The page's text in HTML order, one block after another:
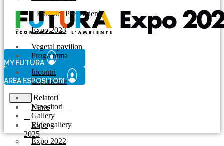
| Edizioni Precendenti
Expo 2023
Vegetal pavilion
Programma
Incontri
Experience
Relatori
Espositori
Gallery
Videogallery
Expo 2022
MY FUTURA
AREA ESPOSITORI
News
Expo
2025